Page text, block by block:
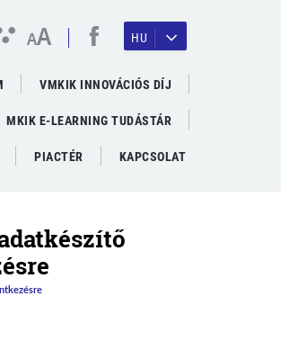
AA HU
VMKIK INNOVÁCIÓS DÍJ
MKIK E-LEARNING TUDÁSTÁR
PIACTÉR KAPCSOLAT